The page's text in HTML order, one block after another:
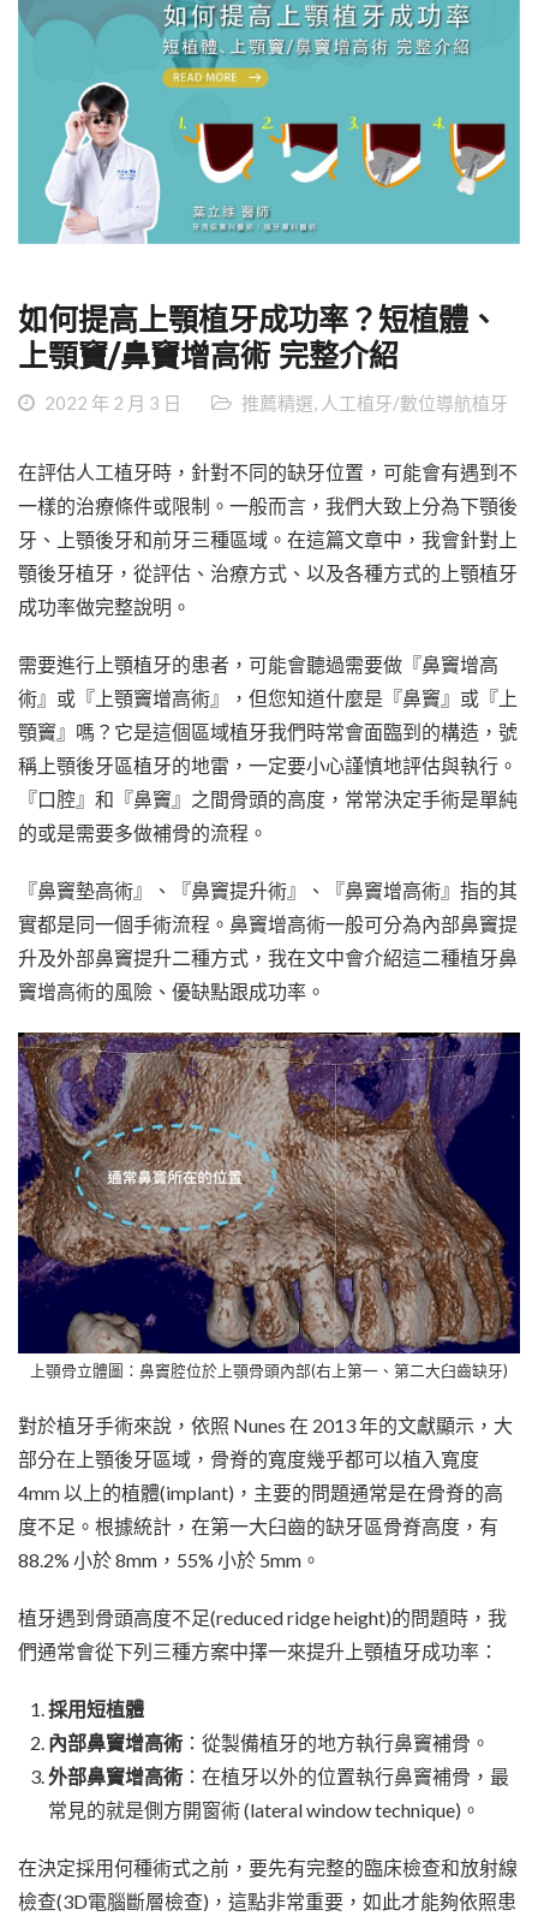
如何提高上顎植牙成功率？短植體、
上顎竇/鼻竇增高術 完整介紹
2022 年 2 月 3 日 推薦精選, 人工植牙/數位導航植牙
在評估人工植牙時，針對不同的缺牙位置，可能會有遇到不
一樣的治療條件或限制。一般而言，我們大致上分為下顎後
牙、上顎後牙和前牙三種區域。在這篇文章中，我會針對上
顎後牙植牙，從評估、治療方式、以及各種方式的上顎植牙
成功率做完整說明。
需要進行上顎植牙的患者，可能會聽過需要做『鼻竇增高
術』或『上顎竇增高術』，但您知道什麼是『鼻竇』或『上
顎竇』嗎？它是這個區域植牙我們時常會面臨到的構造，號
稱上顎後牙區植牙的地雷，一定要小心謹慎地評估與執行。
『口腔』和『鼻竇』之間骨頭的高度，常常決定手術是單純
的或是需要多做補骨的流程。
『鼻竇墊高術』、『鼻竇提升術』、『鼻竇增高術』指的其
實都是同一個手術流程。鼻竇增高術一般可分為內部鼻竇提
升及外部鼻竇提升二種方式，我在文中會介紹這二種植牙鼻
竇增高術的風險、優缺點跟成功率。
上顎骨立體圖：鼻竇腔位於上顎骨頭內部(右上第一、第二大臼齒缺牙)
對於植牙手術來說，依照 Nunes 在 2013 年的文獻顯示，大
部分在上顎後牙區域，骨脊的寬度幾乎都可以植入寬度
4mm 以上的植體(implant)，主要的問題通常是在骨脊的高
度不足。根據統計，在第一大臼齒的缺牙區骨脊高度，有
88.2% 小於 8mm，55% 小於 5mm。
植牙遇到骨頭高度不足(reduced ridge height)的問題時，我
們通常會從下列三種方案中擇一來提升上顎植牙成功率：
採用短植體
內部鼻竇增高術 ：從製備植牙的地方執行鼻竇補骨。
外部鼻竇增高術 ：在植牙以外的位置執行鼻竇補骨，最
常見的就是側方開窗術 (lateral window technique)。
在決定採用何種術式之前，要先有完整的臨床檢查和放射線
檢查(3D電腦斷層檢查)，這點非常重要，如此才能夠依照患